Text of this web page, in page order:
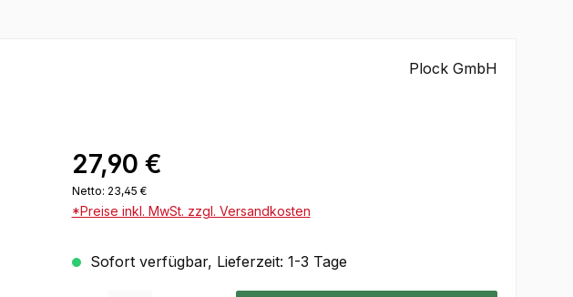
Plock GmbH
27,90 €
Netto: 23,45 €
*Preise inkl. MwSt. zzgl. Versandkosten
Sofort verfügbar, Lieferzeit: 1-3 Tage